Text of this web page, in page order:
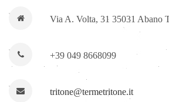
Via A. Volta, 31 35031 Abano
+39 049 8668099
tritone@termetritone.it